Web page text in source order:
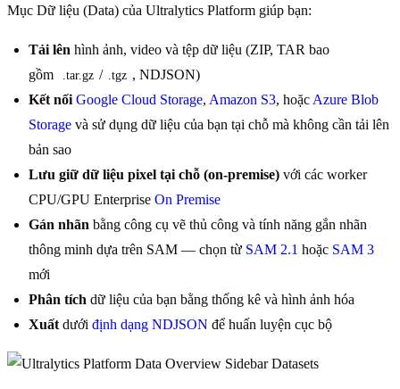
Mục Dữ liệu (Data) của Ultralytics Platform giúp bạn:
Tải lên hình ảnh, video và tệp dữ liệu (ZIP, TAR bao
gồm
.tar.gz / .tgz , NDJSON)
Kết nối Google Cloud Storage, Amazon S3, hoặc Azure Blob
Storage và sử dụng dữ liệu của bạn tại chỗ mà không cần tải lên
bản sao
Lưu giữ dữ liệu pixel tại chỗ (on-premise) với các worker
CPU/GPU Enterprise On Premise
Gán nhãn bằng công cụ vẽ thủ công và tính năng gắn nhãn
thông minh dựa trên SAM — chọn từ SAM 2.1 hoặc SAM 3
mới
Phân tích dữ liệu của bạn bằng thống kê và hình ảnh hóa
Xuất dưới định dạng NDJSON để huấn luyện cục bộ